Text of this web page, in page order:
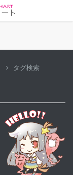
タグ検索